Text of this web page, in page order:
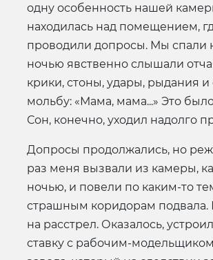
одну особенность нашей
находилась над помещением,
проводили допросы. Мы спали
ночью явственно слышали
крики, стоны, удары, рыдания и
мольбу: «Мама, мама...» Это
Сон, конечно, уходил надолго
Допросы продолжались, но
раз меня вызвали из камеры,
ночью, и повели по каким-то
страшным коридорам подвала.
на расстрел. Оказалось,
ставку с рабочим-